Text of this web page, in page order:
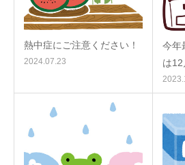
熱中症にご注意ください！
2024.07.23
今年
は12